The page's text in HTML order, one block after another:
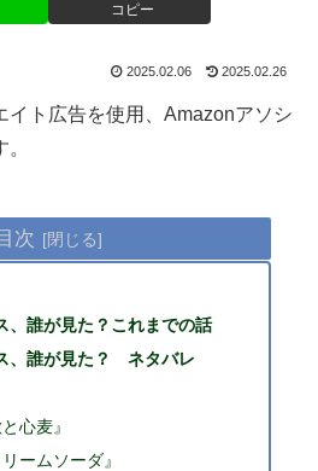
コピー
2025.02.06 2025.02.26
イト広告を使用、Amazonアソシ
次
、誰が見た？これまでの話
、誰が見た？ ネタバレ
心麦』
ームソーダ』